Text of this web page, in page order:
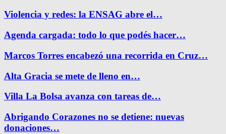
Violencia y redes: la ENSAG abre el…
Agenda cargada: todo lo que podés hacer…
Marcos Torres encabezó una recorrida en Cruz…
Alta Gracia se mete de lleno en…
Villa La Bolsa avanza con tareas de…
Abrigando Corazones no se detiene: nuevas
donaciones…